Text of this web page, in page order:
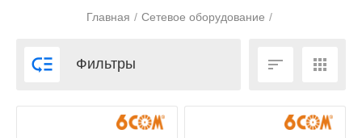
Главная / Сетевое оборудование /
 Фильтры  